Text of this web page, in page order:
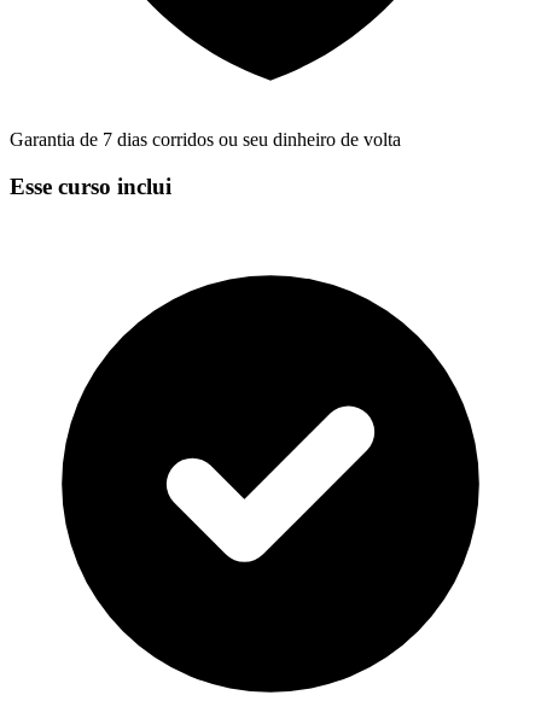
Garantia de 7 dias corridos ou seu dinheiro de volta
Esse curso inclui